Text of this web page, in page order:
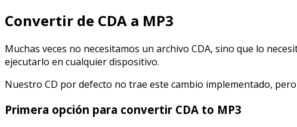
Convertir de CDA a MP3
Muchas veces no necesitamos un archivo CDA, sino que lo
ejecutarlo en cualquier dispositivo.
Nuestro CD por defecto no trae este cambio implementado,
Primera opción para convertir CDA to MP3